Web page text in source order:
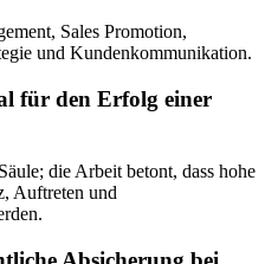
Sales Promotion,
und Kundenkommunikation.
für den Erfolg einer
die Arbeit betont, dass hohe
Auftreten und